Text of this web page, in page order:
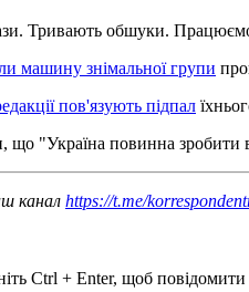
Тривають обшуки.
машину знімальної групи
пов'язують підпал
що "Україна повинна
канал https://t.me/
Ctrl + Enter, щоб